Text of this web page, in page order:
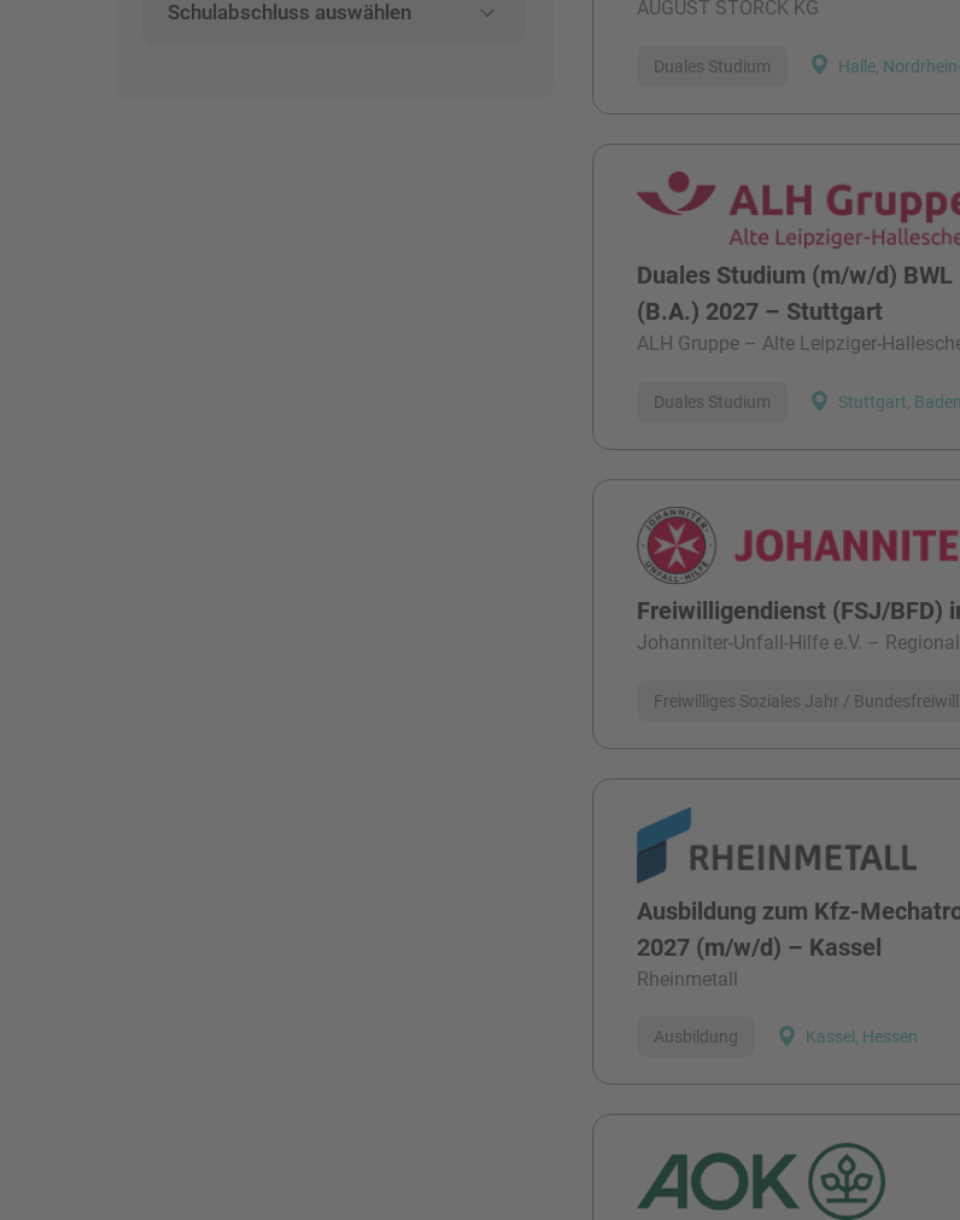
Schulabschluss auswählen AUGUST STORCK KG
Halle,
Duales Studium
Duales Studium (m/w/d)
(B.A.) 2027 – Stuttgart
ALH Gruppe – Alte Leipziger-
Stuttgart,
Duales Studium
Freiwilligendienst (FSJ/BFD)
Johanniter-Unfall-Hilfe e.V. –
Freiwilliges Soziales Jahr /
Ausbildung zum Kfz-
2027 (m/w/d) – Kassel
Rheinmetall
Kassel, Hessen
Ausbildung